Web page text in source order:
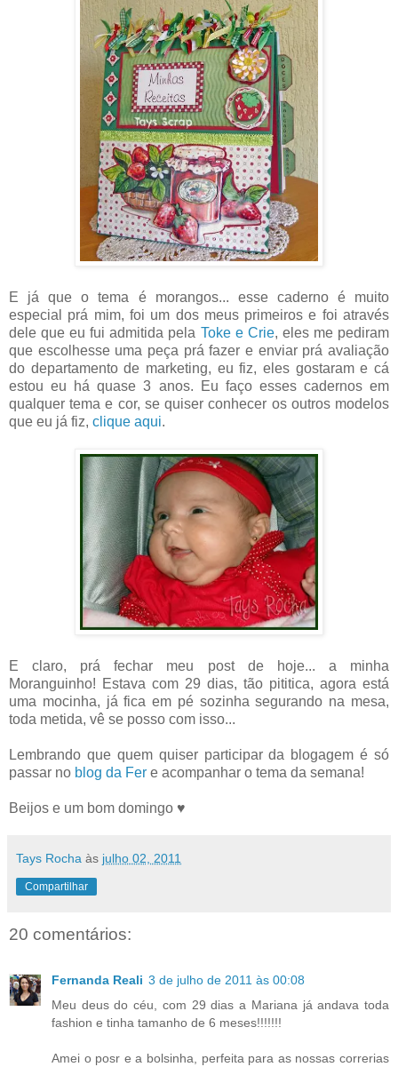
E já que o tema é morangos... esse caderno é muito
especial prá mim, foi um dos meus primeiros e foi através
dele que eu fui admitida pela Toke e Crie, eles me pediram
que escolhesse uma peça prá fazer e enviar prá avaliação
do departamento de marketing, eu fiz, eles gostaram e cá
estou eu há quase 3 anos. Eu faço esses cadernos em
qualquer tema e cor, se quiser conhecer os outros modelos
que eu já fiz, clique aqui.
E claro, prá fechar meu post de hoje... a minha
Moranguinho! Estava com 29 dias, tão pititica, agora está
uma mocinha, já fica em pé sozinha segurando na mesa,
toda metida, vê se posso com isso...
Lembrando que quem quiser participar da blogagem é só
passar no blog da Fer e acompanhar o tema da semana!
Beijos e um bom domingo ♥
Tays Rocha às julho 02, 2011
Compartilhar
20 comentários:
Fernanda Reali 3 de julho de 2011 às 00:08
Meu deus do céu, com 29 dias a Mariana já andava toda
fashion e tinha tamanho de 6 meses!!!!!!!
Amei o posr e a bolsinha, perfeita para as nossas correrias